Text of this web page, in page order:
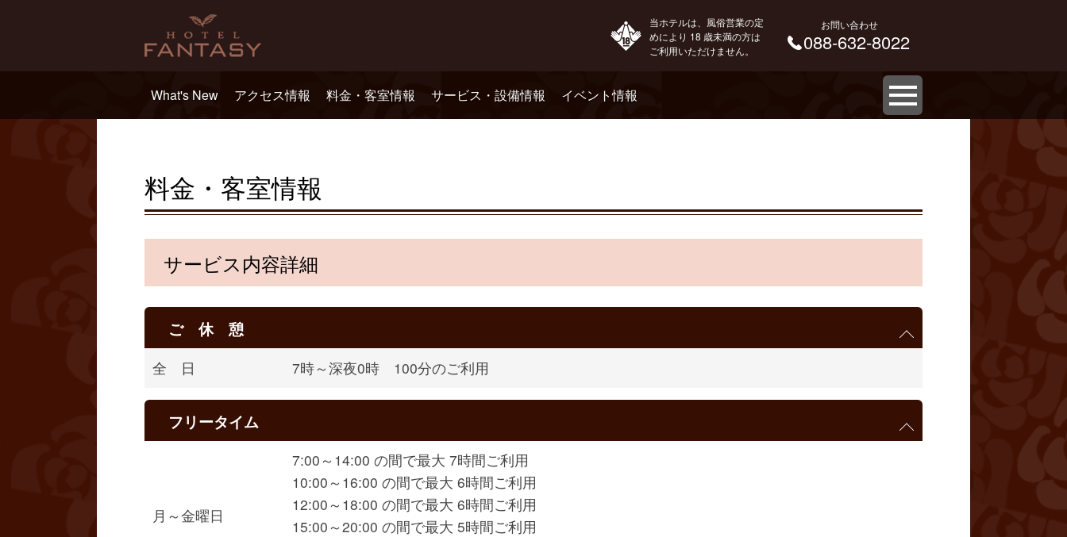
当ホテルは、風俗営業の定
めにより 18 歳未満の方は
ご利用いただけません。
お問い合わせ
088-632-8022
What's New アクセス情報 料金・客室情報 サービス・設備情報 イベント情報
料金・客室情報
サービス内容詳細
ご 休 憩
全 日 7時～深夜0時 100分のご利用
フリータイム
月～金曜日
7:00～14:00 の間で最大 7時間ご利用
10:00～16:00 の間で最大 6時間ご利用
12:00～18:00 の間で最大 6時間ご利用
15:00～20:00 の間で最大 5時間ご利用